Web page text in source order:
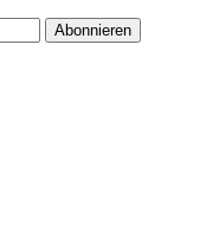
Abonnieren